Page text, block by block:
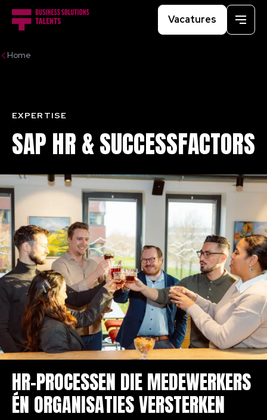
Vacatures
Menu
Home
SAP HR&SUCCESSFACTORS
EXPERTISE
HR-PROCESSEN DIE MEDEWERKERS
ÉN ORGANISATIES VERSTERKEN